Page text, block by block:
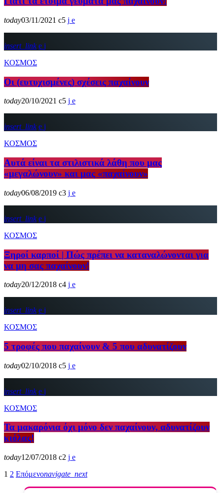
today03/11/2021 5
insert_link
ΚΟΣΜΟΣ
Οι (ευτυχισμένες) σχέσεις παχαίνουν
today20/10/2021 5
insert_link
ΚΟΣΜΟΣ
Αυτά είναι τα στιλιστικά λάθη που μας
«μεγαλώνουν» και μας «παχαίνουν»
today06/08/2019 3
insert_link
ΚΟΣΜΟΣ
Ξηροί καρποί | Πώς πρέπει να καταναλώνονται για
να μη σας παχαίνουν!
today20/12/2018 4
insert_link
ΚΟΣΜΟΣ
5 τροφές που παχαίνουν & 5 που αδυνατίζουν
today02/10/2018 5
insert_link
ΚΟΣΜΟΣ
Τα μακαρόνια όχι μόνο δεν παχαίνουν, αδυνατίζουν
κιόλας!
today12/07/2018
2
1 2 Επόμενοnavigate_next